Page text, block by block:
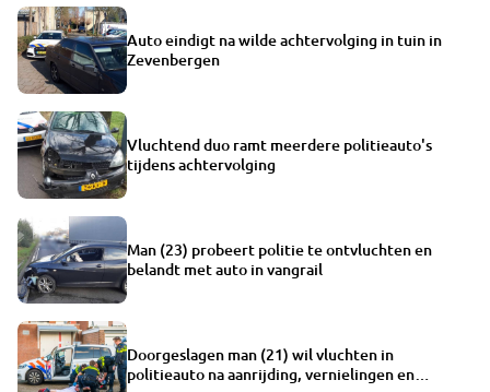
Auto eindigt na wilde achtervolging in tuin in
Zevenbergen
Vluchtend duo ramt meerdere politieauto's
tijdens achtervolging
Man (23) probeert politie te ontvluchten en
belandt met auto in vangrail
Doorgeslagen man (21) wil vluchten in
politieauto na aanrijding, vernielingen en